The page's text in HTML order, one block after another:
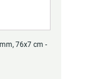
76x7 cm -